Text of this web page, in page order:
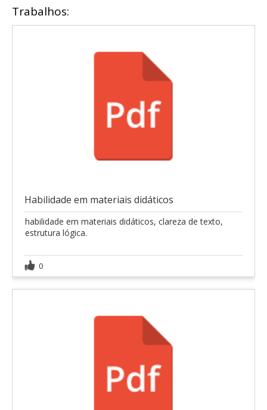
Trabalhos:
Habilidade em materiais didáticos
habilidade em materiais didáticos, clareza de texto,
estrutura lógica.
0